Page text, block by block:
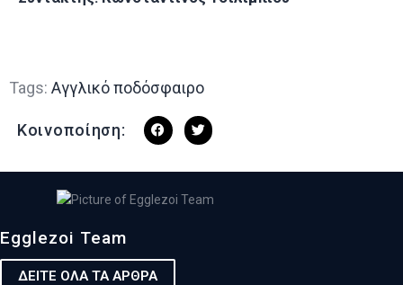
Tags: Αγγλικό ποδόσφαιρο
Κοινοποίηση:
Egglezoi Team
ΔΕΙΤΕ ΟΛΑ ΤΑ ΑΡΘΡΑ